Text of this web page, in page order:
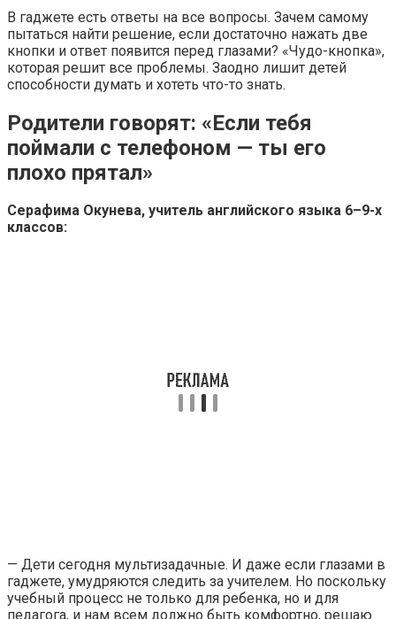
В гаджете есть ответы на все вопросы. Зачем самому
пытаться найти решение, если достаточно нажать две
кнопки и ответ появится перед глазами? «Чудо-кнопка»,
которая решит все проблемы. Заодно лишит детей
способности думать и хотеть что-то знать.
Родители говорят: «Если тебя
поймали с телефоном — ты его
плохо прятал»
Серафима Окунева, учитель английского языка 6–9-х
классов:
— Дети сегодня мультизадачные. И даже если глазами в
гаджете, умудряются следить за учителем. Но поскольку
учебный процесс не только для ребенка, но и для
педагога, и нам всем должно быть комфортно, решаю